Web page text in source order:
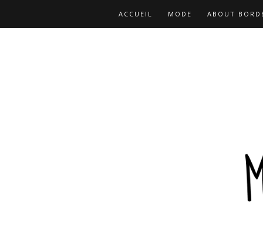
ACCUEIL MODE ABOUT